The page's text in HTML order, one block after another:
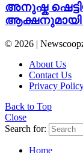
അനുഷ്ക
ആക്ഷനുമായി
© 2026 |
About Us
Contact Us
Privacy
Back to Top
Close
Search for:
Home